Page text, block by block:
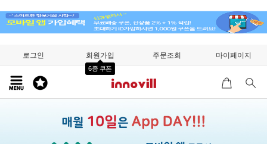
로그인 회원가입
6종 쿠폰
주문조회 마이페이지